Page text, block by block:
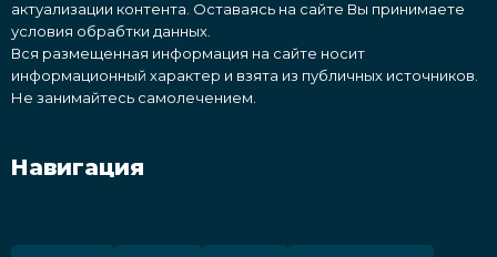
актуализации контента. Оставаясь на сайте Вы принимаете
условия обрабтки данных.
Вся размещенная информация на сайте носит
информационный характер и взята из публичных источников.
Не занимайтесь самолечением.
Навигация